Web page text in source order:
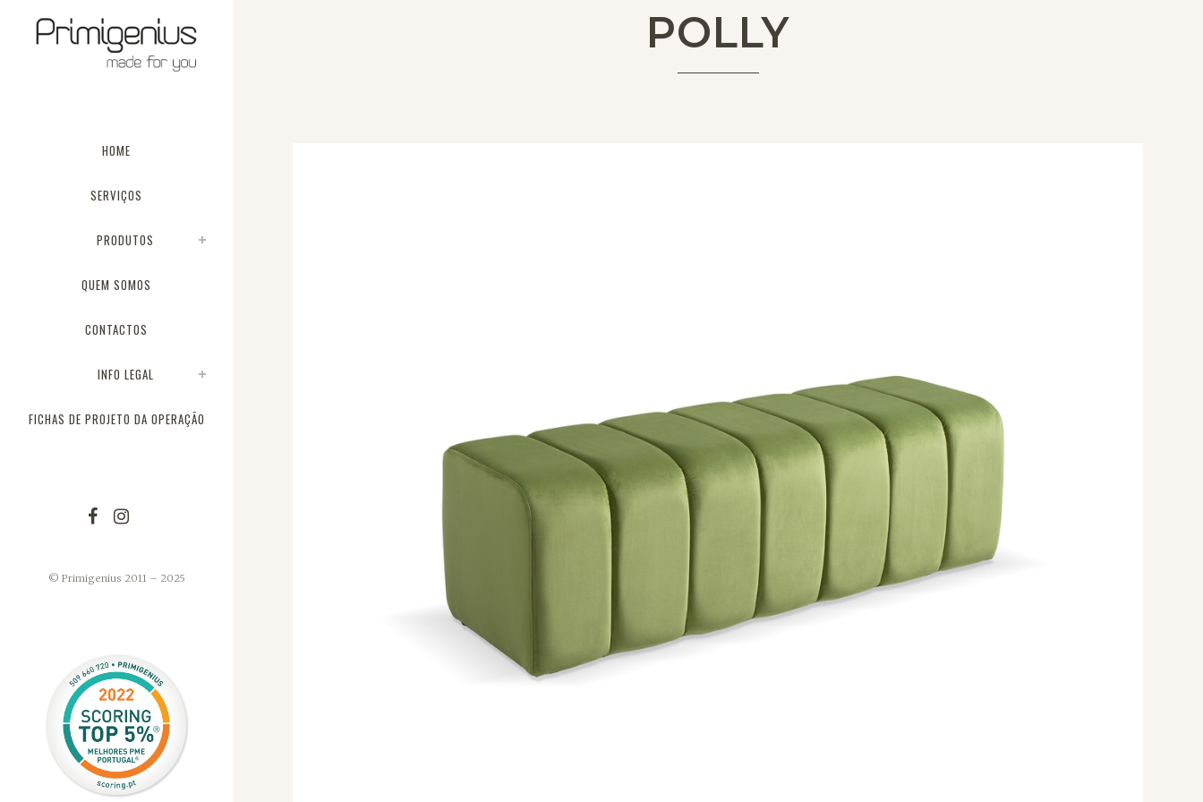
HOME
SERVIÇOS
PRODUTOS
QUEM SOMOS
CONTACTOS
INFO LEGAL
FICHAS DE PROJETO DA OPERAÇÃO
© Primigenius 2011 – 2025
POLLY